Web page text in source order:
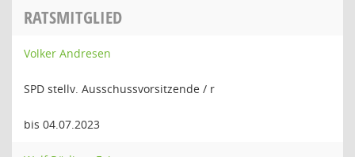
RATSMITGLIED
Volker Andresen
SPD stellv. Ausschussvorsitzende / r
bis 04.07.2023